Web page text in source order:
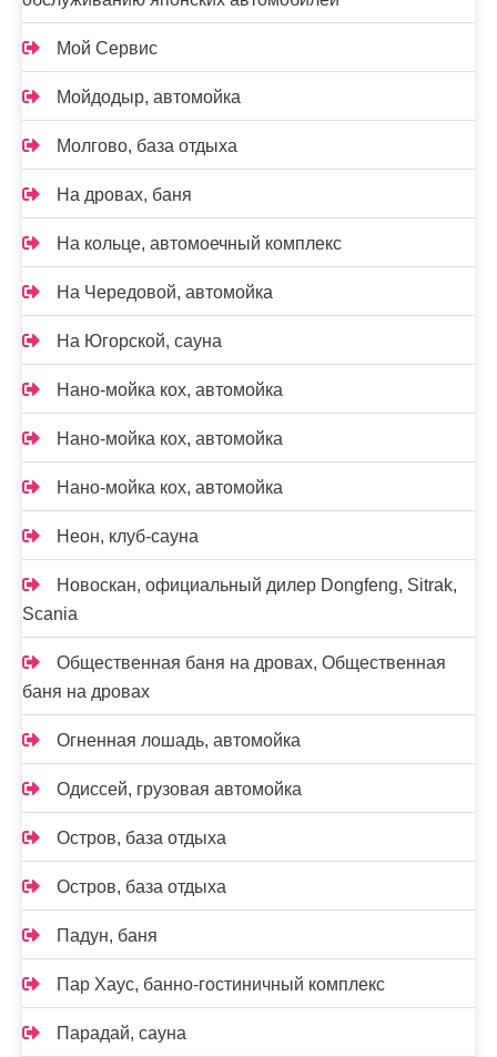
Мой Сервис
Мойдодыр, автомойка
Молгово, база отдыха
На дровах, баня
На кольце, автомоечный комплекс
На Чередовой, автомойка
На Югорской, сауна
Нано-мойка кох, автомойка
Нано-мойка кох, автомойка
Нано-мойка кох, автомойка
Неон, клуб-сауна
Новоcкан, официальный дилер Dongfeng, Sitrak,
Scania
Общественная баня на дровах, Общественная
баня на дровах
Огненная лошадь, автомойка
Одиссей, грузовая автомойка
Остров, база отдыха
Остров, база отдыха
Падун, баня
Пар Хаус, банно-гостиничный комплекс
Парадай, сауна